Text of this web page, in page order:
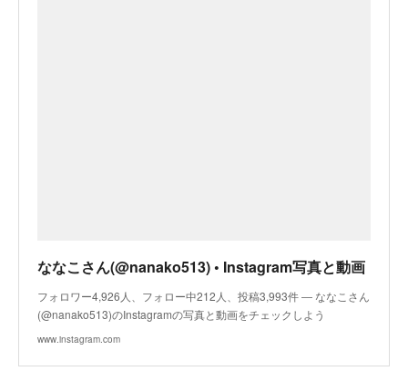
ななこさん(@nanako513) • Instagram写真と動画
フォロワー4,926人、フォロー中212人、投稿3,993件 ― ななこさん
(@nanako513)のInstagramの写真と動画をチェックしよう
www.instagram.com